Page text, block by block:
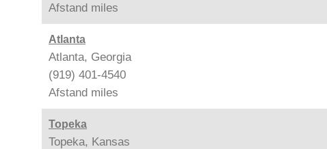
Afstand miles
Atlanta
Atlanta, Georgia
(919) 401-4540
Afstand miles
Topeka
Topeka, Kansas